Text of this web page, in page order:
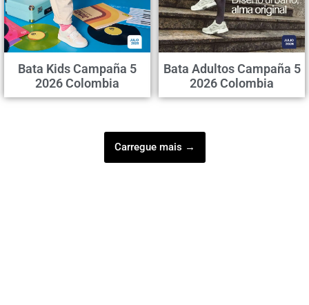
Bata Kids Campaña 5
2026 Colombia
Bata Adultos Campaña 5
2026 Colombia
Carregue mais →